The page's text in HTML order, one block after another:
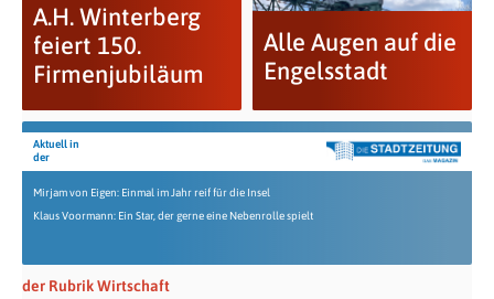
A.H. Winterberg
feiert 150.
Firmenjubiläum
Alle Augen auf die
Engelsstadt
Aktuell in
der
Mirjam von Eigen: Einmal im Jahr reif für die Insel
Klaus Voormann: Ein Star, der gerne eine Nebenrolle spielt
der Rubrik Wirtschaft